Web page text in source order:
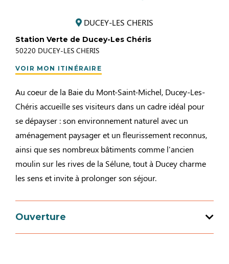
DUCEY-LES CHERIS
Station Verte de Ducey-Les Chéris
50220 DUCEY-LES CHERIS
VOIR MON ITINÉRAIRE
Au coeur de la Baie du Mont-Saint-Michel, Ducey-Les-
Chéris accueille ses visiteurs dans un cadre idéal pour
se dépayser : son environnement naturel avec un
aménagement paysager et un fleurissement reconnus,
ainsi que ses nombreux bâtiments comme l'ancien
moulin sur les rives de la Sélune, tout à Ducey charme
les sens et invite à prolonger son séjour.
Ouverture